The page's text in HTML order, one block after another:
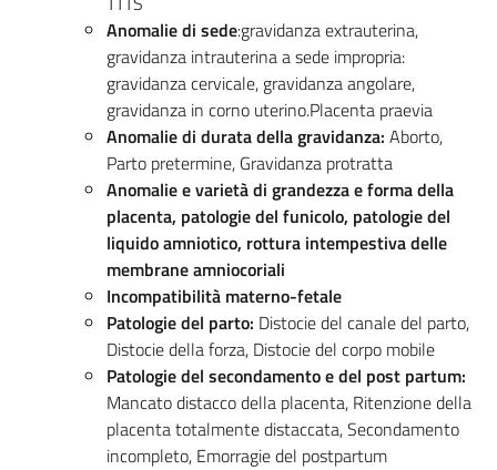
Anomalie di sede:gravidanza extrauterina,
gravidanza intrauterina a sede impropria:
gravidanza cervicale, gravidanza angolare,
gravidanza in corno uterino.Placenta praevia
Anomalie di durata della gravidanza: Aborto,
Parto pretermine, Gravidanza protratta
Anomalie e varietà di grandezza e forma della
placenta, patologie del funicolo, patologie del
liquido amniotico, rottura intempestiva delle
membrane amniocoriali
Incompatibilità materno-fetale
Patologie del parto: Distocie del canale del parto,
Distocie della forza, Distocie del corpo mobile
Patologie del secondamento e del post partum:
Mancato distacco della placenta, Ritenzione della
placenta totalmente distaccata, Secondamento
incompleto, Emorragie del postpartum